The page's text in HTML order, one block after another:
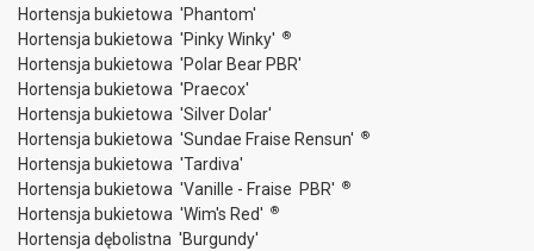
Hortensja bukietowa 'Phantom'
Hortensja bukietowa 'Pinky Winky'
®
Hortensja bukietowa 'Polar Bear PBR'
Hortensja bukietowa 'Praecox'
Hortensja bukietowa 'Silver Dolar'
Hortensja bukietowa 'Sundae Fraise Rensun'
®
Hortensja bukietowa 'Tardiva'
Hortensja bukietowa 'Vanille - Fraise PBR'
®
Hortensja bukietowa 'Wim's Red' ®
Hortensja dębolistna 'Burgundy'